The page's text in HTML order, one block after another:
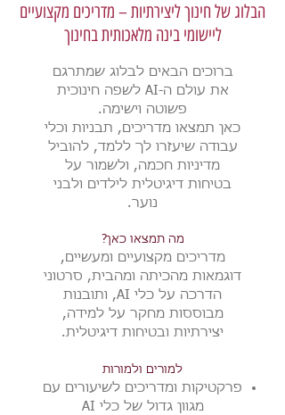
הבלוג של חינוך ליצירתיות – מדריכים מקצועיים
ליישומי בינה מלאכותית בחינוך
ברוכים הבאים לבלוג שמתרגם
את עולם ה-AI לשפה חינוכית
פשוטה וישימה.
כאן תמצאו מדריכים, תבניות וכלי
עבודה שיעזרו לך ללמד, להוביל
מדיניות חכמה, ולשמור על
בטיחות דיגיטלית לילדים ולבני
נוער.
מה תמצאו כאן?
מדריכים מקצועיים ומעשיים,
דוגמאות מהכיתה ומהבית, סרטוני
הדרכה על כלי AI, ותובנות
מבוססות מחקר על למידה,
יצירתיות ובטיחות דיגיטלית.
למורים ולמורות
פרקטיקות ומדריכים לשיעורים עם
מגוון גדול של כלי AI